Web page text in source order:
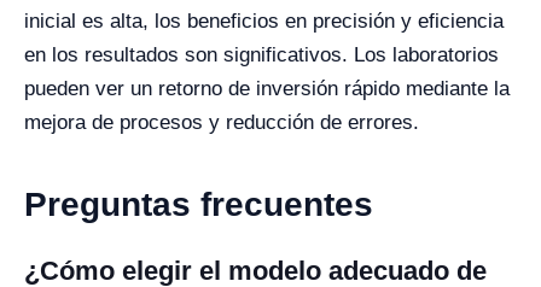
inicial es alta, los beneficios en precisión y eficiencia
en los resultados son significativos. Los laboratorios
pueden ver un retorno de inversión rápido mediante la
mejora de procesos y reducción de errores.
Preguntas frecuentes
¿Cómo elegir el modelo adecuado de